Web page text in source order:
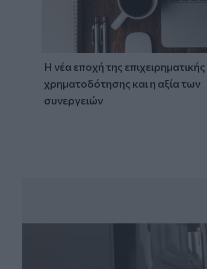
Η νέα εποχή της επιχειρηματικής
χρηματοδότησης και η αξία των
συνεργειών